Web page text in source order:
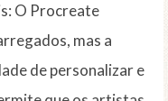
O Procreate
mas a
de personalizar e